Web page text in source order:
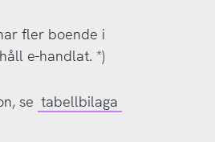
fler boende i
e-handlat. *)
se tabellbilaga